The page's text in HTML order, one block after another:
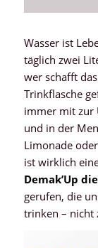
Wasser ist
täglich zwei
wer schafft
Trinkflasche
immer mit zur
und in der
Limonade
ist wirklich
Demak’Up
gerufen, die
trinken – nicht